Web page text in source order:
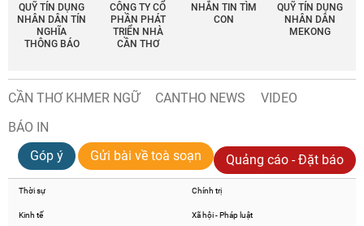
QUỸ TÍN DỤNG
NHÂN DÂN TÍN
NGHĨA
THÔNG BÁO
CÔNG TY CỔ
PHẦN PHÁT
TRIỂN NHÀ
CẦN THƠ
NHẮN TIN TÌM
CON
QUỸ TÍN DỤNG
NHÂN DÂN
MEKONG
CẦN THƠ KHMER NGỮ CANTHO NEWS
VIDEO
BÁO IN
Góp ý
Gửi bài về toà soạn Quảng cáo - Đặt báo
Thời sự Chính trị
Kinh tế Xã hội - Pháp luật